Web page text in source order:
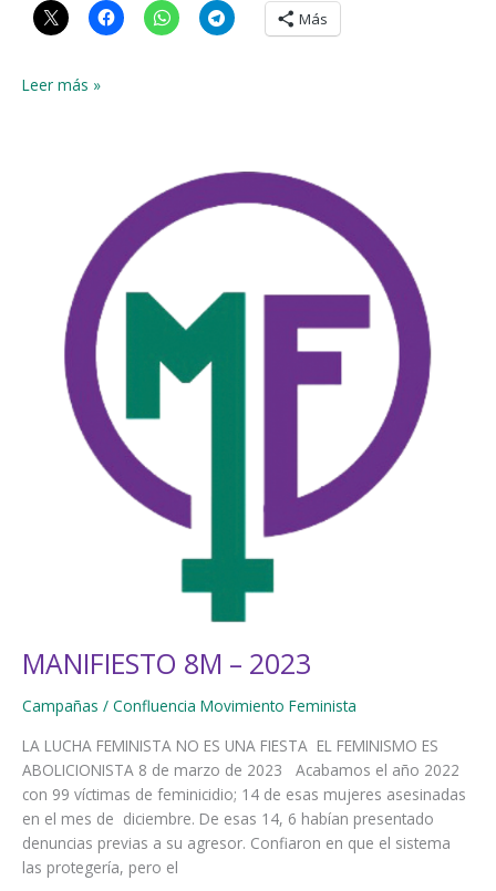
Más
COMUNICADO
Leer más »
MANIFIESTO 8M – 2023
Campañas / Confluencia Movimiento Feminista
LA LUCHA FEMINISTA NO ES UNA FIESTA EL FEMINISMO ES
ABOLICIONISTA 8 de marzo de 2023 Acabamos el año 2022
con 99 víctimas de feminicidio; 14 de esas mujeres asesinadas
en el mes de diciembre. De esas 14, 6 habían presentado
denuncias previas a su agresor. Confiaron en que el sistema
las protegería, pero el